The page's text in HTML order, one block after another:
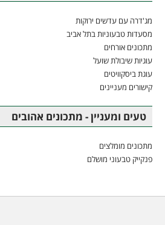
מג'דרה עם עדשים ירוקות
מסעדות טבעוניות בתל אביב
מתכונים אורחים
עוגיות שיבולת שועל
עוגת ביסקוויטים
קישורים מעניינים
טעים ומעניין - מתכונים אהובים
מתכונים מומלצים
פנקייק טבעוני מושלם